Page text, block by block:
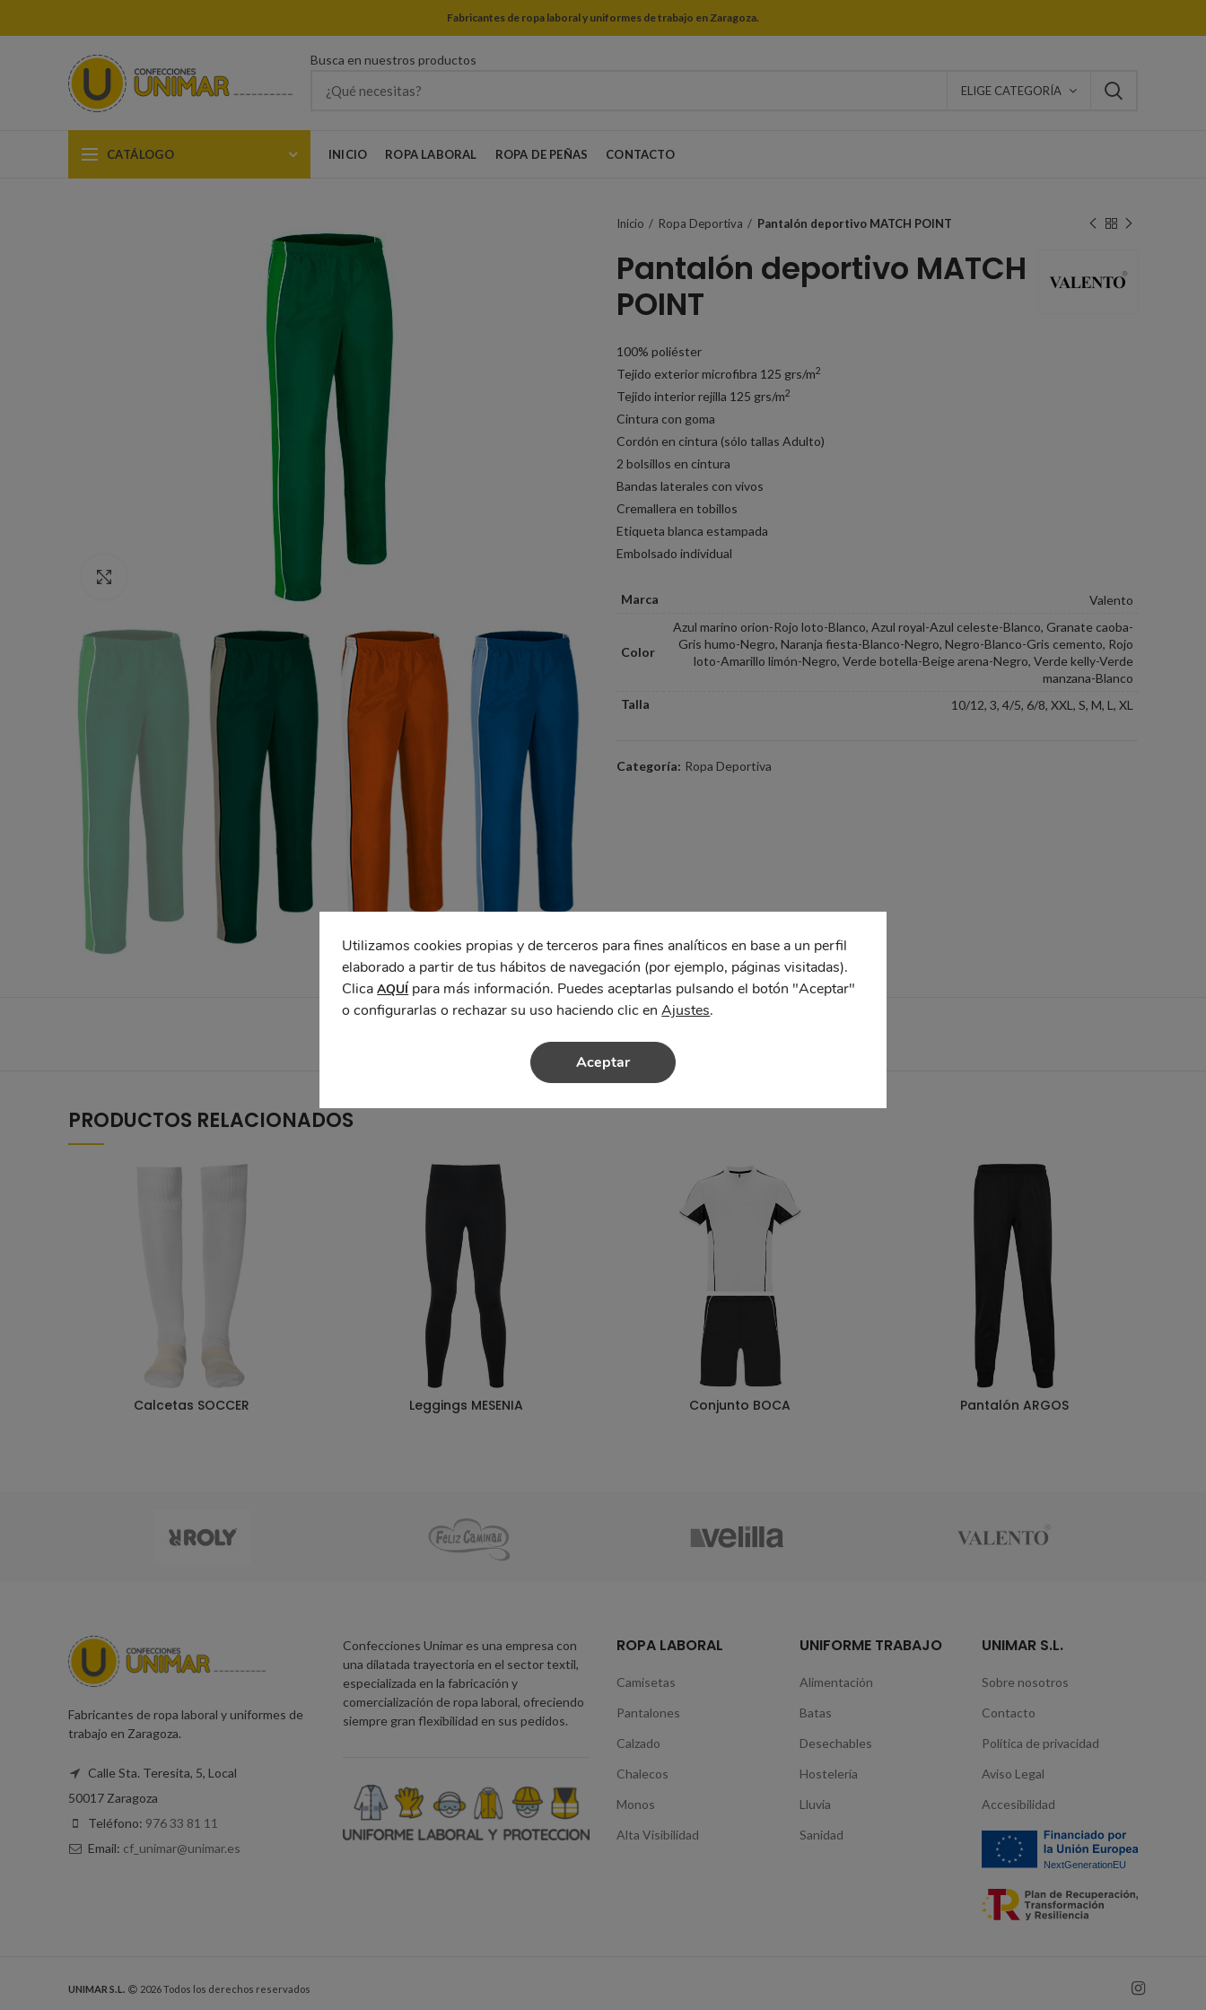
Fabricantes de ropa laboral y uniformes de trabajo en Zaragoza.
Busca en nuestros productos
ELIGE CATEGORÍA
CATÁLOGO INICIO ROPA LABORAL ROPA DE PEÑAS CONTACTO
Inicio Ropa Deportiva Pantalón deportivo MATCH POINT
Pantalón deportivo MATCH
POINT
100% poliéster
Tejido exterior microfibra 125 grs/m2
Tejido interior rejilla 125 grs/m2
Cintura con goma
Cordón en cintura (sólo tallas Adulto)
2 bolsillos en cintura
Bandas laterales con vivos
Cremallera en tobillos
Etiqueta blanca estampada
Embolsado individual
Marca Valento
Color
Azul marino orion-Rojo loto-Blanco, Azul royal-Azul celeste-Blanco, Granate caoba-
Gris humo-Negro, Naranja fiesta-Blanco-Negro, Negro-Blanco-Gris cemento, Rojo
loto-Amarillo limón-Negro, Verde botella-Beige arena-Negro, Verde kelly-Verde
manzana-Blanco
Talla
10/12, 3, 4/5, 6/8, XXL, S, M, L, XL
Categoría: Ropa Deportiva
PRODUCTOS RELACIONADOS
Calcetas SOCCER Leggings MESENIA Conjunto BOCA Pantalón ARGOS
Fabricantes de ropa laboral y uniformes de
trabajo en Zaragoza.
Calle Sta. Teresita, 5, Local
50017 Zaragoza
Teléfono: 976 33 81 11
Email: cf_unimar@unimar.es
Confecciones Unimar es una empresa con
una dilatada trayectoria en el sector textil,
especializada en la fabricación y
comercialización de ropa laboral, ofreciendo
siempre gran flexibilidad en sus pedidos.
ROPA LABORAL
Camisetas
Pantalones
Calzado
Chalecos
Monos
Alta Visibilidad
UNIFORME TRABAJO
Alimentación
Batas
Desechables
Hostelería
Lluvia
Sanidad
UNIMAR S.L.
Sobre nosotros
Contacto
Política de privacidad
Aviso Legal
Accesibilidad
UNIMAR S.L. 2026 Todos los derechos reservados
Utilizamos cookies propias y de terceros para fines analíticos en base a un perfil
elaborado a partir de tus hábitos de navegación (por ejemplo, páginas visitadas).
ClicaAQUÍpara más información. Puedes aceptarlas pulsando el botón "Aceptar"
o configurarlas o rechazar su uso haciendo clic enAjustes.
Aceptar